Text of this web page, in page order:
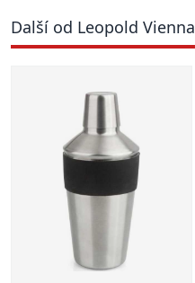
Další od Leopold Vienna